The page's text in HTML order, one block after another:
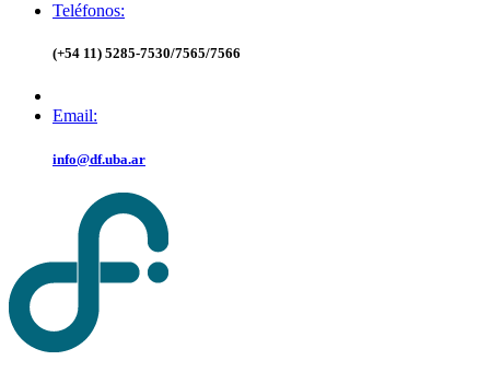
Teléfonos:
(+54 11) 5285-7530/7565/7566
Email:
info@df.uba.ar